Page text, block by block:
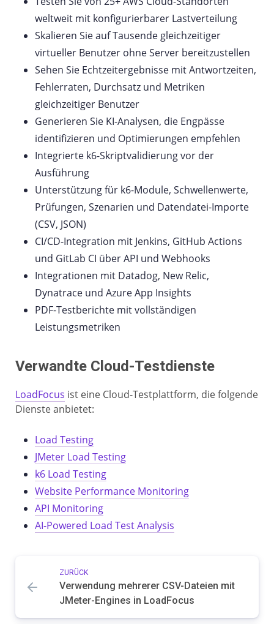
weltweit mit konfigurierbarer Lastverteilung
Skalieren Sie auf Tausende gleichzeitiger
virtueller Benutzer ohne Server bereitzustellen
Sehen Sie Echtzeitergebnisse mit Antwortzeiten,
Fehlerraten, Durchsatz und Metriken
gleichzeitiger Benutzer
Generieren Sie KI-Analysen, die Engpässe
identifizieren und Optimierungen empfehlen
Integrierte k6-Skriptvalidierung vor der
Ausführung
Unterstützung für k6-Module, Schwellenwerte,
Prüfungen, Szenarien und Datendatei-Importe
(CSV, JSON)
CI/CD-Integration mit Jenkins, GitHub Actions
und GitLab CI über API und Webhooks
Integrationen mit Datadog, New Relic,
Dynatrace und Azure App Insights
PDF-Testberichte mit vollständigen
Leistungsmetriken
Verwandte Cloud-Testdienste
LoadFocus ist eine Cloud-Testplattform, die folgende
Dienste anbietet:
Load Testing
JMeter Load Testing
k6 Load Testing
Website Performance Monitoring
API Monitoring
AI-Powered Load Test Analysis
ZURÜCK
Verwendung mehrerer CSV-Dateien mit
JMeter-Engines in LoadFocus